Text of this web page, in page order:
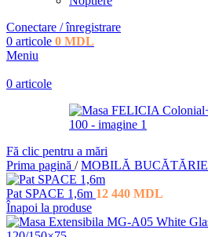
Conectare / înregistrare
0 articole 0 MDL
Meniu
0 articole
Fă clic pentru a mări
Prima pagină / MOBILĂ BUCĂTĂRIE
Pat SPACE 1,6m 12 440 MDL
Înapoi la produse